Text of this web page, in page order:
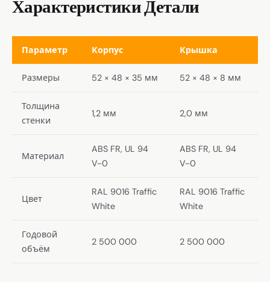
Характеристики Детали
Параметр Корпус Крышка
Размеры 52 × 48 × 35 мм 52 × 48 × 8 мм
Толщина
стенки
1,2 мм 2,0 мм
Материал
ABS FR, UL 94
V-0
ABS FR, UL 94
V-0
Цвет
RAL 9016 Traffic
White
RAL 9016 Traffic
White
Годовой
объём
2 500 000 2 500 000